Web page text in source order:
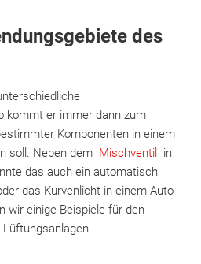
des
kommt er immer dann zum
Komponenten in einem
soll. Neben dem Mischventil
in
das auch ein automatisch
das Kurvenlicht in einem Auto
wir einige Beispiele für den